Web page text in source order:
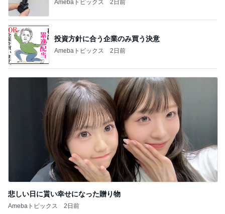
Amebaトピックス 2日前
投資方針に合う企業のみ買う決意
Amebaトピックス 2日前
悲しい日に貰い幸せになった贈り物
Amebaトピックス 2日前